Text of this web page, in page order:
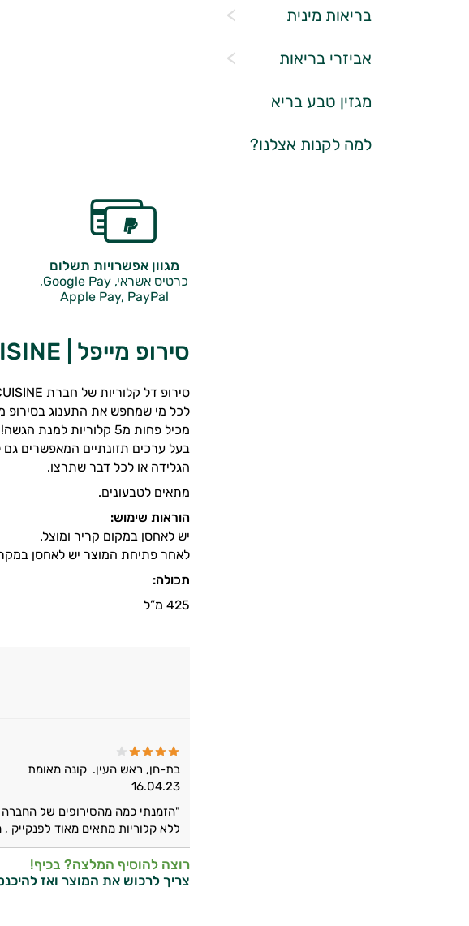
בריאות מינית
אביזרי בריאות
מגזין טבע בריא
למה לקנות אצלנו?
מגוון אפשרויות תשלום
כרטיס אשראי, Google Pay,
Apple Pay, PayPal
סירופ מייפל | FIT CUISINE
סירופ דל קלוריות של חברת FIT CUISINE, מבית ענקית תוספי התזונה APPLIED NUTRITION.
לכל מי שמחפש את התענוג בסירופ
מכיל פחות מ5 קלוריות למנת הגשה! ללא סוכר ללא גלוטן דל בשומן ועם אקסטרה טעם!
בעל ערכים תזונתיים המאפשרים
הגלידה או לכל דבר שתרצו.
מתאים לטבעונים.
הוראות שימוש:
יש לאחסן במקום קריר ומוצל.
לאחר פתיחת המוצר יש לאחסן
תכולה:
425 מ”ל
בת-חן, ראש העין. קונה מאומת
16.04.23
"הזמנתי כמה מהסירופים של החברה
ללא קלוריות מתאים מאוד לפנקייק
רוצה להוסיף המלצה? בכיף!
צריך לרכוש את המוצר ואז